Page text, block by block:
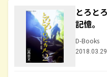
とろと
記憶。
D-Books